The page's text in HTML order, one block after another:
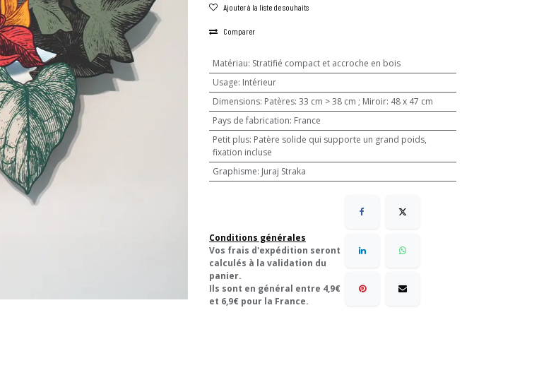
Ajouter à la liste de souhaits
Comparer
Matériau: Stratifié compact et accroche en bois
Usage: Intérieur
Dimensions: Patères: 33 cm > 38 cm ; Miroir: 48 x 47 cm
Pays de fabrication: France
Petit plus: Patère solide qui supporte un grand poids,
fixation incluse
Graphisme: Juraj Straka
Conditions générales
Vos frais d'expédition seront
calculés à la validation du
panier.
Ils sont en général entre 4,9€
et 6,9€ pour la France.